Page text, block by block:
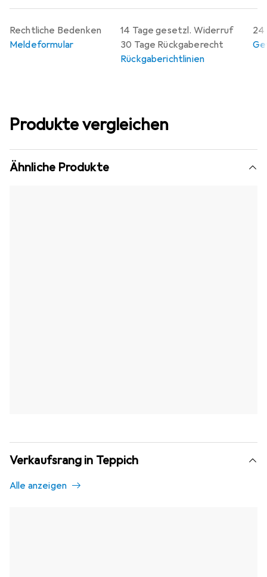
14 Tage gesetzl. Widerruf
30 Tage Rückgaberecht
Rückgaberichtlinien
24
Rechtliche Bedenken
Meldeformular
Produkte vergleichen
Ähnliche Produkte
Verkaufsrang in Teppich
Alle anzeigen